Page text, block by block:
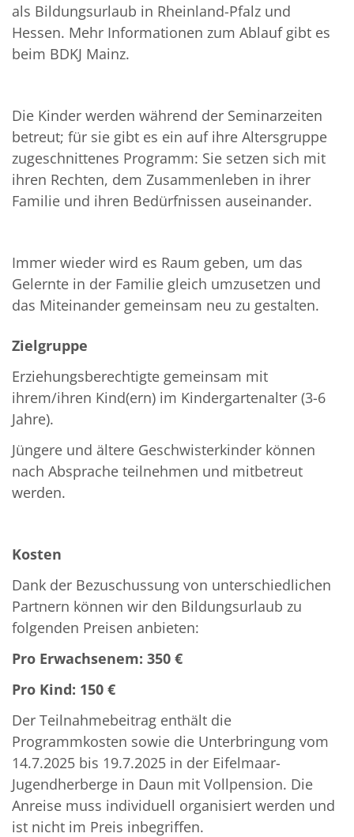
als Bildungsurlaub in Rheinland-Pfalz und
Hessen. Mehr Informationen zum Ablauf gibt es
beim BDKJ Mainz.
Die Kinder werden während der Seminarzeiten
betreut; für sie gibt es ein auf ihre Altersgruppe
zugeschnittenes Programm: Sie setzen sich mit
ihren Rechten, dem Zusammenleben in ihrer
Familie und ihren Bedürfnissen auseinander.
Immer wieder wird es Raum geben, um das
Gelernte in der Familie gleich umzusetzen und
das Miteinander gemeinsam neu zu gestalten.
Zielgruppe
Erziehungsberechtigte gemeinsam mit
ihrem/ihren Kind(ern) im Kindergartenalter (3-6
Jahre).
Jüngere und ältere Geschwisterkinder können
nach Absprache teilnehmen und mitbetreut
werden.
Kosten
Dank der Bezuschussung von unterschiedlichen
Partnern können wir den Bildungsurlaub zu
folgenden Preisen anbieten:
Pro Erwachsenem: 350 €
Pro Kind: 150 €
Der Teilnahmebeitrag enthält die
Programmkosten sowie die Unterbringung vom
14.7.2025 bis 19.7.2025 in der Eifelmaar-
Jugendherberge in Daun mit Vollpension. Die
Anreise muss individuell organisiert werden und
ist nicht im Preis inbegriffen.